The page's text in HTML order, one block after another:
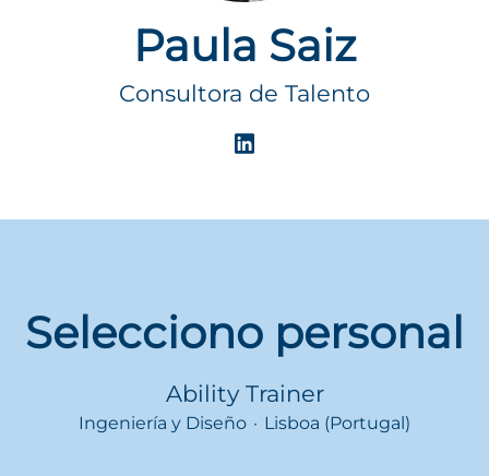
Paula Saiz
Consultora de Talento
Selecciono personal
Ability Trainer
Ingeniería y Diseño · Lisboa (Portugal)